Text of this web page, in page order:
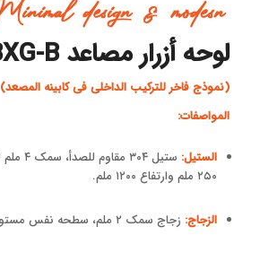
لوحه أزرار مصاعد ‎BXG-B
(نموذج فاخر للترکیب الداخلی فی کابینه المصعد)
المواصفات:
الستیل:
۲۵۰ ملم وارتفاع ۱۲۰۰ ملم.
الزجاج: زجاج سمک ۲ ملم، سطحه نفس مستوى جسم الستیل تماماً.